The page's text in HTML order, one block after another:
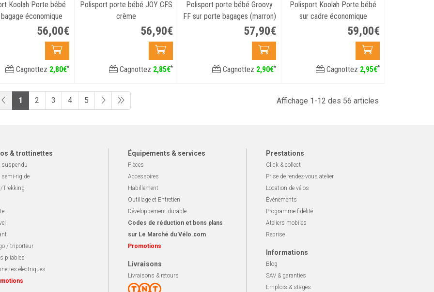
Koolah Porte bébé
économique
56,00€
Cagnottez 2,80€*
Polisport porte bébé JOY CFS
crème
56,90€
Cagnottez 2,85€*
Polisport porte bébé Groovy
FF sur porte bagages (marron)
57,90€
Cagnottez 2,90€*
Polisport Koolah Porte bébé
sur cadre économique
59,00€
Cagnottez 2,95€*
Affichage 1-12 des 56 articles
1 2 3 4 5
& trottinettes
suspendu
semi-rigide
Trekking
/ triporteur
pliables
électriques
Équipements & services
Pièces
Accessoires
Habillement
Outillage et Entretien
Développement durable
Codes de réduction et bons plans
sur Le Marché du Vélo.com
Promotions
Livraisons
Livraisons & retours
Prestations
Click & collect
Prise de rendez-vous atelier
Location de vélos
Événements
Programme fidélité
Ateliers mobiles
Reprise
Informations
Blog
SAV & garanties
Emplois & stages